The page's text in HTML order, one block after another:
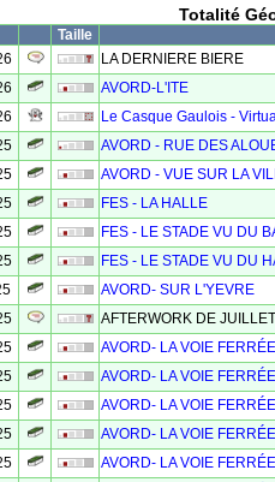
Totalité
Taille
LA DERNIERE BIERE
AVORD-L'ITE
Le Casque Gaulois -
AVORD - RUE DES
AVORD - VUE SUR LA
FES - LA HALLE
FES - LE STADE VU DU
FES - LE STADE VU DU
AVORD- SUR L'YEVRE
AFTERWORK DE JUILLET
AVORD- LA VOIE
AVORD- LA VOIE
AVORD- LA VOIE
AVORD- LA VOIE
AVORD- LA VOIE